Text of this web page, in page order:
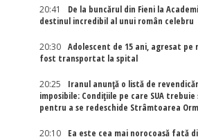
20:41
De la buncărul din Fieni la
destinul incredibil al unui român celebru
20:30
Adolescent de 15 ani, agresat pe
fost transportat la spital
20:25
Iranul anunță o listă de
imposibile: Condițiile pe care SUA
pentru a se redeschide Strâmtoarea
20:10
Ea este cea mai norocoasă fată